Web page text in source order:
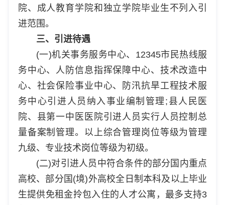
院、成人教育学院和独立学院毕业生不列入引
进范围。
三、引进待遇
(一)机关事务服务中心、12345市民热线服
务中心、人防信息指挥保障中心、技术改造中
心、社会保险事业中心、防汛抗旱工程技术服
务中心引进人员纳入事业编制管理;县人民医
院、县第一中医医院引进人员实行人员控制总
量备案制管理。以上综合管理岗位等级为管理
九级、专业技术岗位等级为初级。
(二)对引进人员中符合条件的部分国内重点
高校、部分国(境)外高校全日制本科及以上毕业
生提供免租金拎包入住的人才公寓，最多支持3